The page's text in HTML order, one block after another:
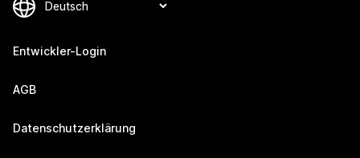
Entwickler-Login
AGB
Datenschutzerklärung